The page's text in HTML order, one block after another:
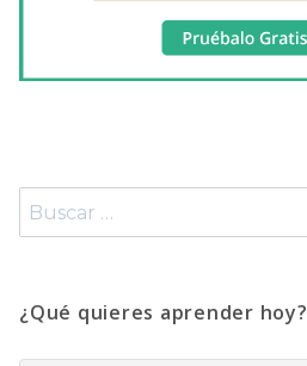
Buscar
por:
¿Qué quieres aprender hoy?